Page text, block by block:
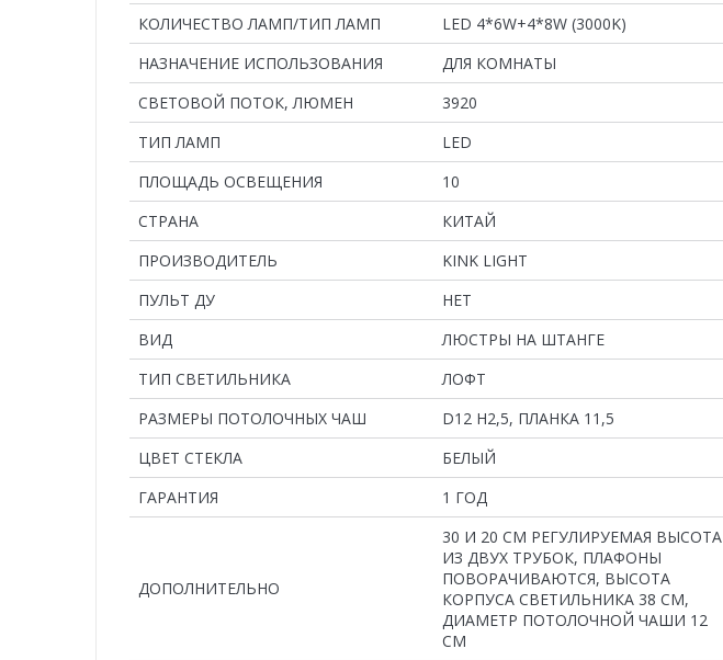
КОЛИЧЕСТВО ЛАМП/ТИП ЛАМП
LED 4*6W+4*8W (3000K)
НАЗНАЧЕНИЕ ИСПОЛЬЗОВАНИЯ
ДЛЯ КОМНАТЫ
СВЕТОВОЙ ПОТОК, ЛЮМЕН
3920
ТИП ЛАМП
LED
ПЛОЩАДЬ ОСВЕЩЕНИЯ
10
СТРАНА
КИТАЙ
ПРОИЗВОДИТЕЛЬ
KINK LIGHT
ПУЛЬТ ДУ
НЕТ
ВИД
ЛЮСТРЫ НА ШТАНГЕ
ТИП СВЕТИЛЬНИКА
ЛОФТ
РАЗМЕРЫ ПОТОЛОЧНЫХ ЧАШ
D12 H2,5, ПЛАНКА 11,5
ЦВЕТ СТЕКЛА
БЕЛЫЙ
ГАРАНТИЯ
1 ГОД
ДОПОЛНИТЕЛЬНО
30 И 20 СМ РЕГУЛИРУЕМАЯ ВЫСОТА
ИЗ ДВУХ ТРУБОК, ПЛАФОНЫ
ПОВОРАЧИВАЮТСЯ, ВЫСОТА
КОРПУСА СВЕТИЛЬНИКА 38 СМ,
ДИАМЕТР ПОТОЛОЧНОЙ ЧАШИ 12
СМ